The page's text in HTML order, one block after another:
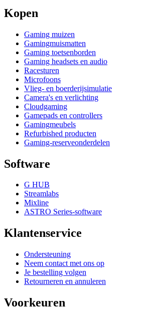
Kopen
Gaming muizen
Gamingmuismatten
Gaming toetsenborden
Gaming headsets en audio
Racesturen
Microfoons
Vlieg- en boerderijsimulatie
Camera's en verlichting
Cloudgaming
Gamepads en controllers
Gamingmeubels
Refurbished producten
Gaming-reserveonderdelen
Software
G HUB
Streamlabs
Mixline
ASTRO Series-software
Klantenservice
Ondersteuning
Neem contact met ons op
Je bestelling volgen
Retourneren en annuleren
Voorkeuren